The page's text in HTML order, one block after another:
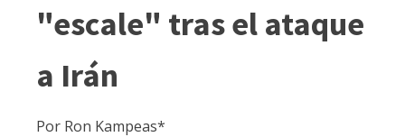
"escale" tras el ataque
a Irán
Por Ron Kampeas*